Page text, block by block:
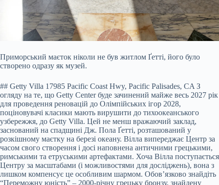
Приморський маєток ніколи не був житлом Ґетті, його було
створено одразу як музей.
## Getty Villa 17985 Pacific Coast Hwy, Pacific Palisades, CA З
огляду на те, що Getty Center буде зачинений майже весь 2027 рік
для проведення реновацій до Олімпійських ігор 2028,
поціновувачі класики мають вирушити до тихоокеанського
узбережжя, до Getty Villa. Цей не менш вражаючий заклад,
заснований на спадщині Дж. Пола Ґетті, розташований у
розкішному маєтку на березі океану. Вілла випереджає Центр за
часом свого створення і досі наповнена античними грецькими,
римськими та етруськими артефактами. Хоча Вілла поступається
Центру за масштабами (і можливостями для досліджень), вона з
лишком компенсує це особливим шармом. Обов’язково знайдіть
“Переможну юність” – 2000-річну грецьку бронзу, знайдену